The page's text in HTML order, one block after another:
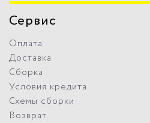
Сервис
Оплата
Доставка
Сборка
Условия кредита
Схемы сборки
Возврат